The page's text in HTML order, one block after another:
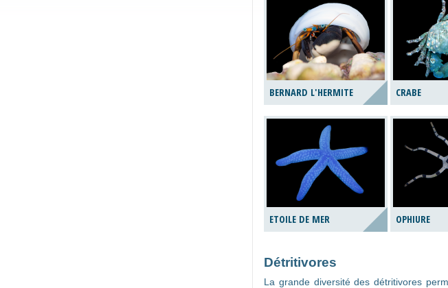
BERNARD L'HERMITE CRABE
ETOILE DE MER OPHIURE
Détritivores
La grande diversité des détritivores